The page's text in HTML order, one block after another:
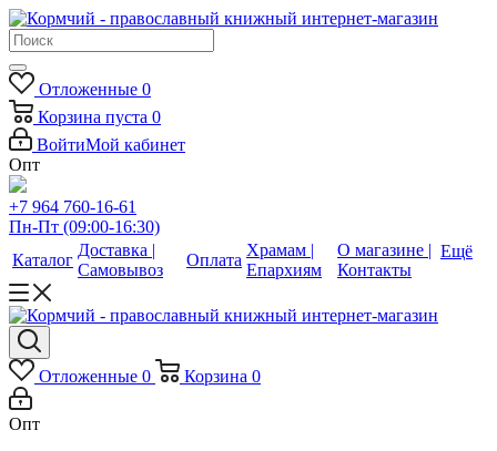
Отложенные 0
Корзина пуста 0
ВойтиМой кабинет
Опт
+7 964 760-16-61
Пн-Пт (09:00-16:30)
Каталог
Доставка |
Самовывоз
Оплата
Храмам |
Епархиям
О магазине |
Контакты
Ещё
Отложенные 0 Корзина 0
Опт